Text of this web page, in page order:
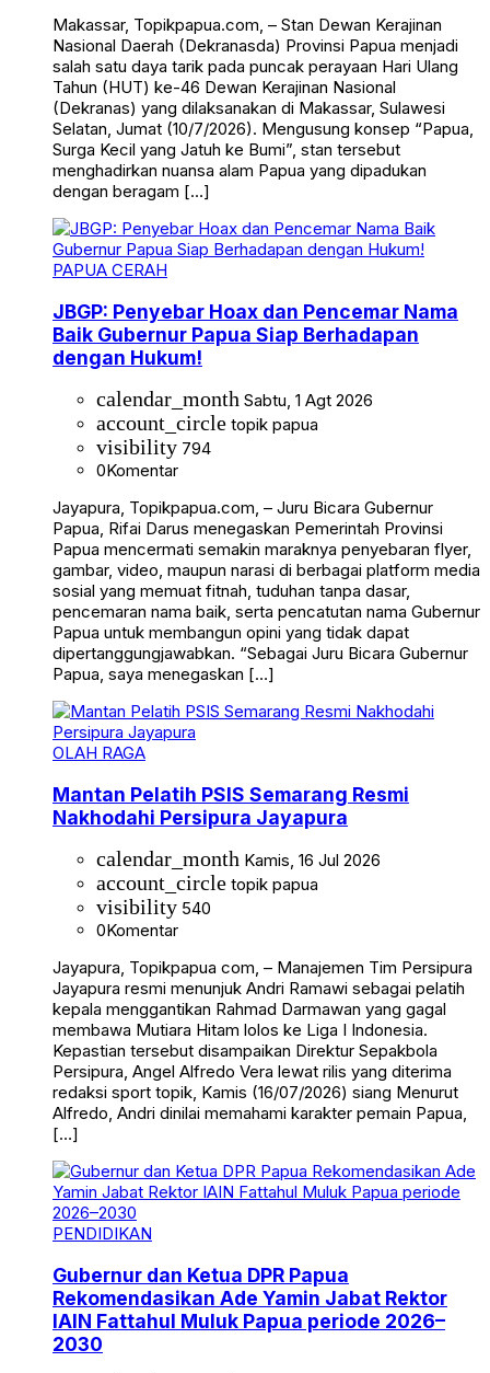
Makassar, Topikpapua.com, – Stan Dewan Kerajinan
Nasional Daerah (Dekranasda) Provinsi Papua menjadi
salah satu daya tarik pada puncak perayaan Hari Ulang
Tahun (HUT) ke-46 Dewan Kerajinan Nasional
(Dekranas) yang dilaksanakan di Makassar, Sulawesi
Selatan, Jumat (10/7/2026). Mengusung konsep “Papua,
Surga Kecil yang Jatuh ke Bumi”, stan tersebut
menghadirkan nuansa alam Papua yang dipadukan
dengan beragam […]
PAPUA CERAH
JBGP: Penyebar Hoax dan Pencemar Nama
Baik Gubernur Papua Siap Berhadapan
dengan Hukum!
calendar_month Sabtu, 1 Agt 2026
account_circle topik papua
visibility 794
0Komentar
Jayapura, Topikpapua.com, – Juru Bicara Gubernur
Papua, Rifai Darus menegaskan Pemerintah Provinsi
Papua mencermati semakin maraknya penyebaran flyer,
gambar, video, maupun narasi di berbagai platform media
sosial yang memuat fitnah, tuduhan tanpa dasar,
pencemaran nama baik, serta pencatutan nama Gubernur
Papua untuk membangun opini yang tidak dapat
dipertanggungjawabkan. “Sebagai Juru Bicara Gubernur
Papua, saya menegaskan […]
OLAH RAGA
Mantan Pelatih PSIS Semarang Resmi
Nakhodahi Persipura Jayapura
calendar_month Kamis, 16 Jul 2026
account_circle topik papua
visibility 540
0Komentar
Jayapura, Topikpapua com, – Manajemen Tim Persipura
Jayapura resmi menunjuk Andri Ramawi sebagai pelatih
kepala menggantikan Rahmad Darmawan yang gagal
membawa Mutiara Hitam lolos ke Liga I Indonesia.
Kepastian tersebut disampaikan Direktur Sepakbola
Persipura, Angel Alfredo Vera lewat rilis yang diterima
redaksi sport topik, Kamis (16/07/2026) siang Menurut
Alfredo, Andri dinilai memahami karakter pemain Papua,
[…]
PENDIDIKAN
Gubernur dan Ketua DPR Papua
Rekomendasikan Ade Yamin Jabat Rektor
IAIN Fattahul Muluk Papua periode 2026–
2030